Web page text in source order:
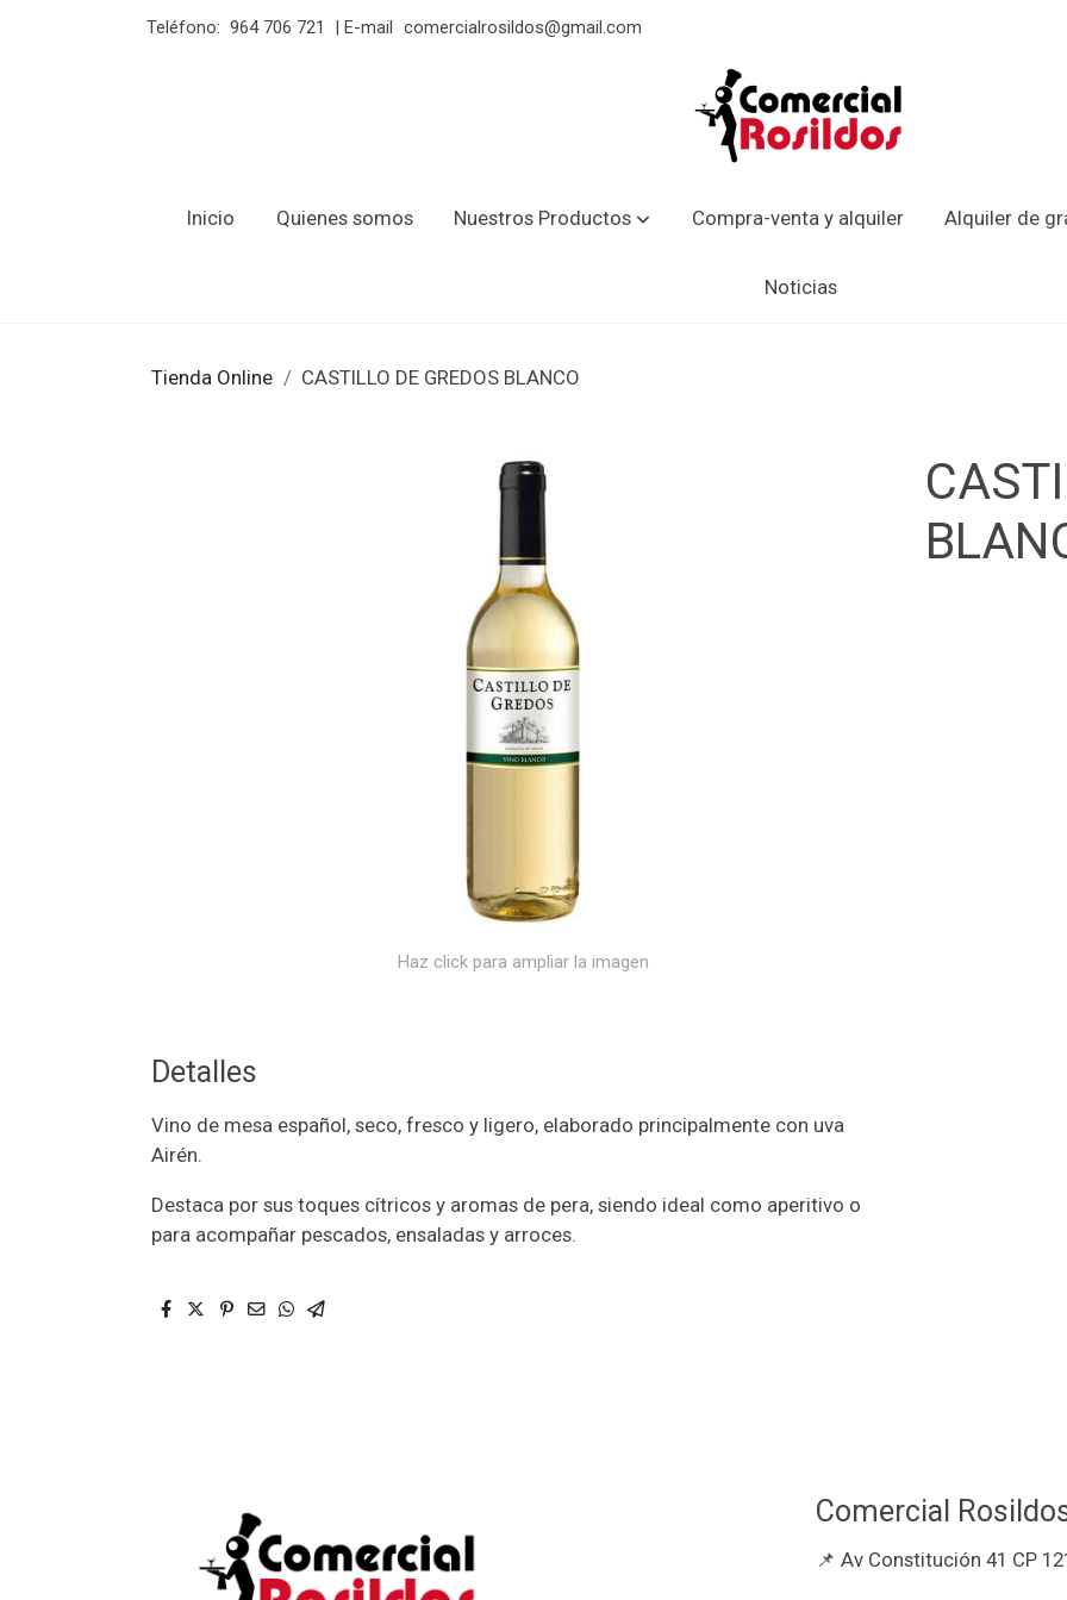
Teléfono: 964 706 721 | E-mail comercialrosildos@gmail.com
Inicio Quienes somos Nuestros Productos Compra-venta y alquiler Alquiler de
Noticias
Tienda Online CASTILLO DE GREDOS BLANCO
Haz click para ampliar la imagen
Detalles
Vino de mesa español, seco, fresco y ligero, elaborado principalmente con uva
Airén.
Destaca por sus toques cítricos y aromas de pera, siendo ideal como aperitivo o
para acompañar pescados, ensaladas y arroces.
Comercial
📌 Av Constitución 41 CP